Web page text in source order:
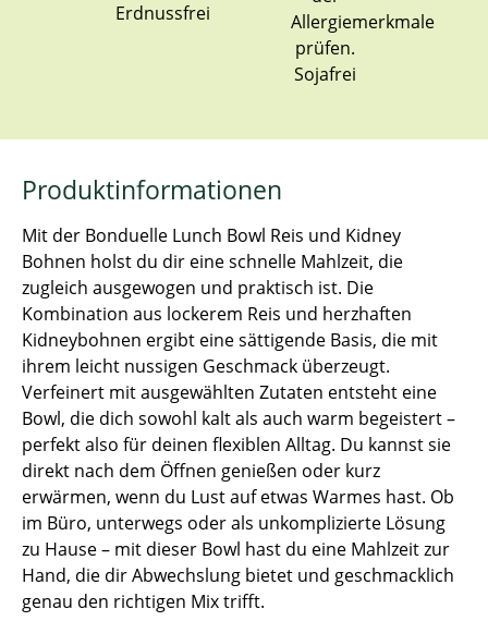
Erdnussfrei
Sojafrei
Produktinformationen
Mit der Bonduelle Lunch Bowl Reis und Kidney
Bohnen holst du dir eine schnelle Mahlzeit, die
zugleich ausgewogen und praktisch ist. Die
Kombination aus lockerem Reis und herzhaften
Kidneybohnen ergibt eine sättigende Basis, die mit
ihrem leicht nussigen Geschmack überzeugt.
Verfeinert mit ausgewählten Zutaten entsteht eine
Bowl, die dich sowohl kalt als auch warm begeistert –
perfekt also für deinen flexiblen Alltag. Du kannst sie
direkt nach dem Öffnen genießen oder kurz
erwärmen, wenn du Lust auf etwas Warmes hast. Ob
im Büro, unterwegs oder als unkomplizierte Lösung
zu Hause – mit dieser Bowl hast du eine Mahlzeit zur
Hand, die dir Abwechslung bietet und geschmacklich
genau den richtigen Mix trifft.